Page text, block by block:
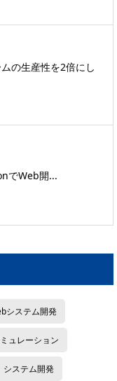
の生産性を2倍にし
でWeb開...
システム開発
ュレーション
システム開発